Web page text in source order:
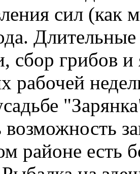
сил (как
Длительные
сбор грибов
рабочей
возможность
районе есть